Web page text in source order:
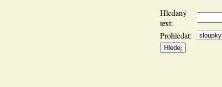
Hledaný
text:
Prohledat: